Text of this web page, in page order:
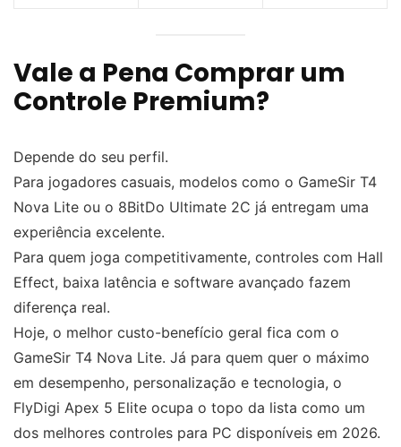
Vale a Pena Comprar um
Controle Premium?
Depende do seu perfil.
Para jogadores casuais, modelos como o GameSir T4
Nova Lite ou o 8BitDo Ultimate 2C já entregam uma
experiência excelente.
Para quem joga competitivamente, controles com Hall
Effect, baixa latência e software avançado fazem
diferença real.
Hoje, o melhor custo-benefício geral fica com o
GameSir T4 Nova Lite. Já para quem quer o máximo
em desempenho, personalização e tecnologia, o
FlyDigi Apex 5 Elite ocupa o topo da lista como um
dos melhores controles para PC disponíveis em 2026.